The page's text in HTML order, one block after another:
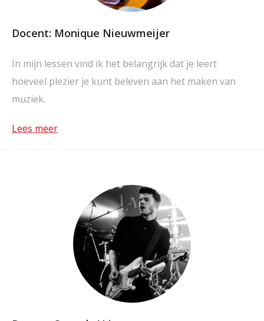
Docent: Monique Nieuwmeijer
In mijn lessen vind ik het belangrijk dat je leert
hoeveel plezier je kunt beleven aan het maken van
muziek.
Lees meer